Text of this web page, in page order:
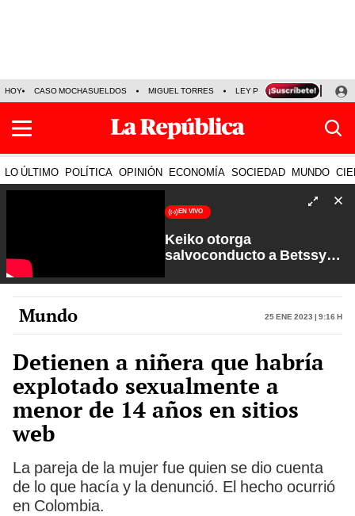
HOY CASO MOCHASUELDOS MIGUEL TORRES LEY PULPÍN PRECIO DEL
LO ÚLTIMO POLÍTICA OPINIÓN ECONOMÍA SOCIEDAD MUNDO
EN VIVO
Keiko otorga
salvoconducto a Betssy
Petroperú | Sin Guion con
Rosa María Palacios
Mundo 25 Ene 2023 | 9:16 h
Detienen a niñera que habría
explotado sexualmente a
menor de 14 años en sitios
web
La pareja de la mujer fue quien se dio cuenta
de lo que hacía y la denunció. El hecho ocurrió
en Colombia.